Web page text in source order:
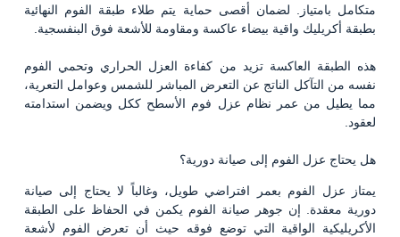
متكامل بامتياز. لضمان أقصى حماية يتم طلاء طبقة الفوم النهائية
بطبقة أكريليك واقية بيضاء عاكسة ومقاومة للأشعة فوق البنفسجية.
هذه الطبقة العاكسة تزيد من كفاءة العزل الحراري وتحمي الفوم
نفسه من التآكل الناتج عن التعرض المباشر للشمس وعوامل التعرية،
مما يطيل من عمر نظام عزل فوم الأسطح ككل ويضمن استدامته
لعقود.
هل يحتاج عزل الفوم إلى صيانة دورية؟
يمتاز عزل الفوم بعمر افتراضي طويل، وغالباً لا يحتاج إلى صيانة
دورية معقدة. إن جوهر صيانة الفوم يكمن في الحفاظ على الطبقة
الأكريليكية الواقية التي توضع فوقه حيث أن تعرض الفوم لأشعة